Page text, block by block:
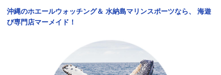
沖縄のホエールウォッチング＆ 水納島マリンスポーツなら、
海遊
び専門店マーメイド！